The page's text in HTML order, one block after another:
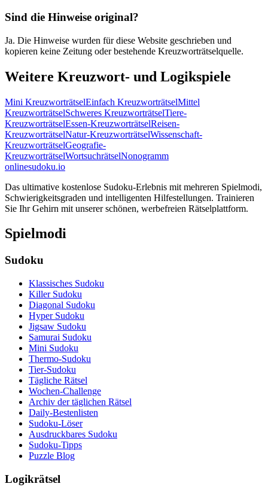
Sind die Hinweise original?
Ja. Die Hinweise wurden für diese Website geschrieben und
kopieren keine Zeitung oder bestehende Kreuzworträtselquelle.
Weitere Kreuzwort- und Logikspiele
Mini KreuzworträtselEinfach KreuzworträtselMittel
KreuzworträtselSchweres KreuzworträtselTiere-
KreuzworträtselEssen-KreuzworträtselReisen-
KreuzworträtselNatur-KreuzworträtselWissenschaft-
KreuzworträtselGeografie-
KreuzworträtselWortsuchrätselNonogramm
onlinesudoku.io
Das ultimative kostenlose Sudoku-Erlebnis mit mehreren Spielmodi,
Schwierigkeitsgraden und intelligenten Hilfestellungen. Trainieren
Sie Ihr Gehirn mit unserer schönen, werbefreien Rätselplattform.
Spielmodi
Sudoku
Klassisches Sudoku
Killer Sudoku
Diagonal Sudoku
Hyper Sudoku
Jigsaw Sudoku
Samurai Sudoku
Mini Sudoku
Thermo-Sudoku
Tier-Sudoku
Tägliche Rätsel
Wochen-Challenge
Archiv der täglichen Rätsel
Daily-Bestenlisten
Sudoku-Löser
Ausdruckbares Sudoku
Sudoku-Tipps
Puzzle Blog
Logikrätsel